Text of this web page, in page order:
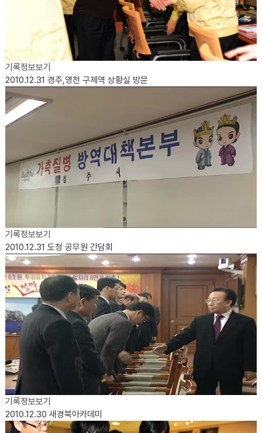
기록정보보기
2010.12.31 경주,영천 구제역 상황실 방문
기록정보보기
2010.12.31 도청 공무원 간담회
기록정보보기
2010.12.30 새경북아카데미